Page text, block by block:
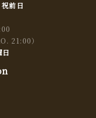
前日
21:00）